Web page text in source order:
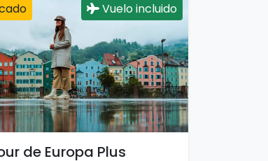
Vuelo incluido
de Europa Plus